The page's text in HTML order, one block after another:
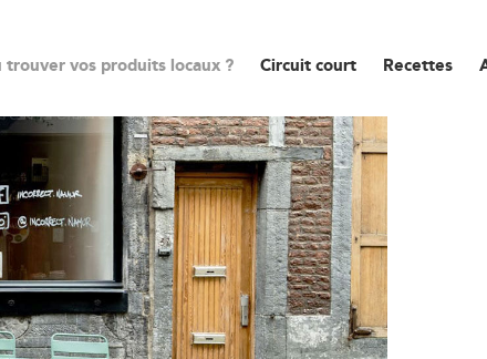
trouver vos produits locaux ? Circuit court Recettes